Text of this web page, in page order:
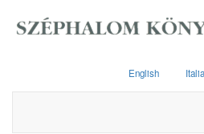
English